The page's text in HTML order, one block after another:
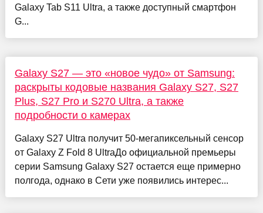
Galaxy Tab S11 Ultra, а также доступный смартфон
G...
Galaxy S27 — это «новое чудо» от Samsung:
раскрыты кодовые названия Galaxy S27, S27
Plus, S27 Pro и S270 Ultra, а также
подробности о камерах
Galaxy S27 Ultra получит 50-мегапиксельный сенсор
от Galaxy Z Fold 8 UltraДо официальной премьеры
серии Samsung Galaxy S27 остается еще примерно
полгода, однако в Сети уже появились интерес...